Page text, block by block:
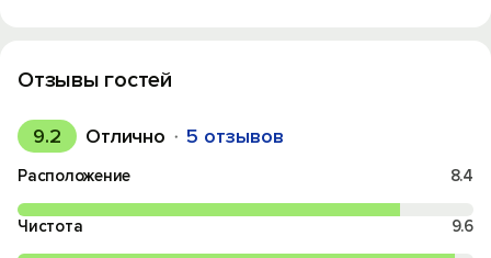
Отзывы гостей
9.2 Отлично 5 отзывов
Расположение 8.4
Чистота 9.6